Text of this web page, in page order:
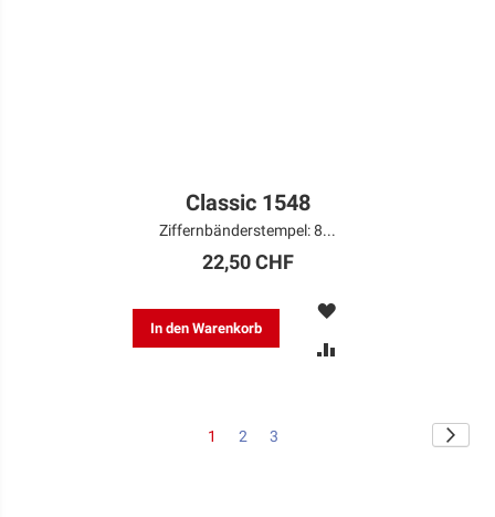
Classic 1548
Ziffernbänderstempel: 8...
22,50 CHF
In den Warenkorb
MERKEN
HINZUFÜGEN
Seite
Sie
1 Seite
2 Seite
3